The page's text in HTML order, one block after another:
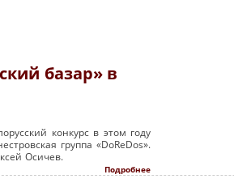
базар» в
конкурс в этом году
группа «DoReDos».
Осичев.
Подробнее